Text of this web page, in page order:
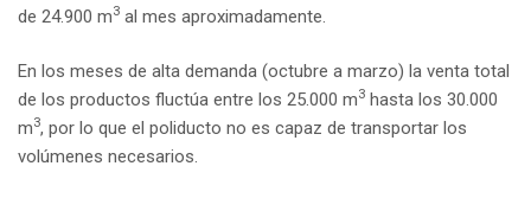
de 24.900 m3 al mes aproximadamente.
En los meses de alta demanda (octubre a marzo) la venta total
de los productos fluctúa entre los 25.000 m3 hasta los 30.000
m3, por lo que el poliducto no es capaz de transportar los
volúmenes necesarios.